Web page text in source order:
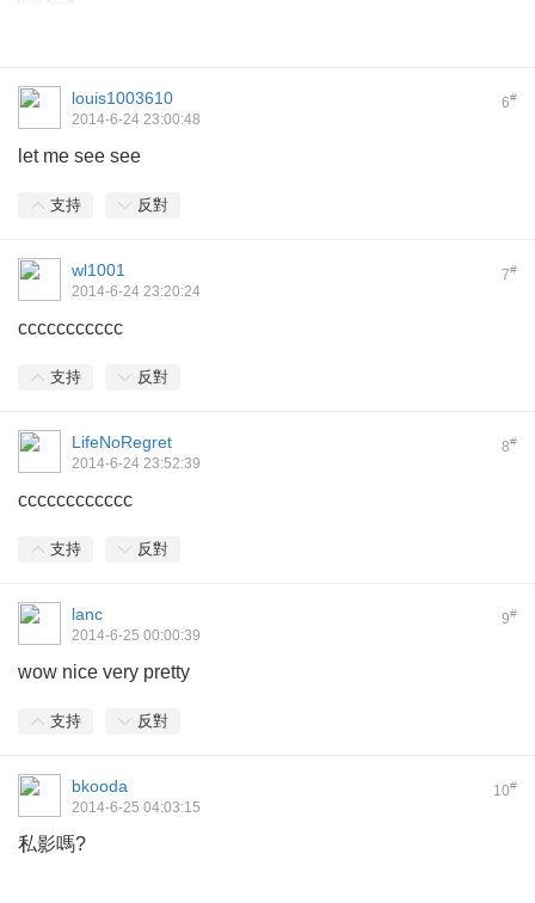
6#
louis1003610
2014-6-24 23:00:48
let me see see
支持 反對
7#
wl1001
2014-6-24 23:20:24
ccccccccccc
支持 反對
8#
LifeNoRegret
2014-6-24 23:52:39
cccccccccccc
支持 反對
9#
lanc
2014-6-25 00:00:39
wow nice very pretty
支持 反對
10#
bkooda
2014-6-25 04:03:15
私影嗎?